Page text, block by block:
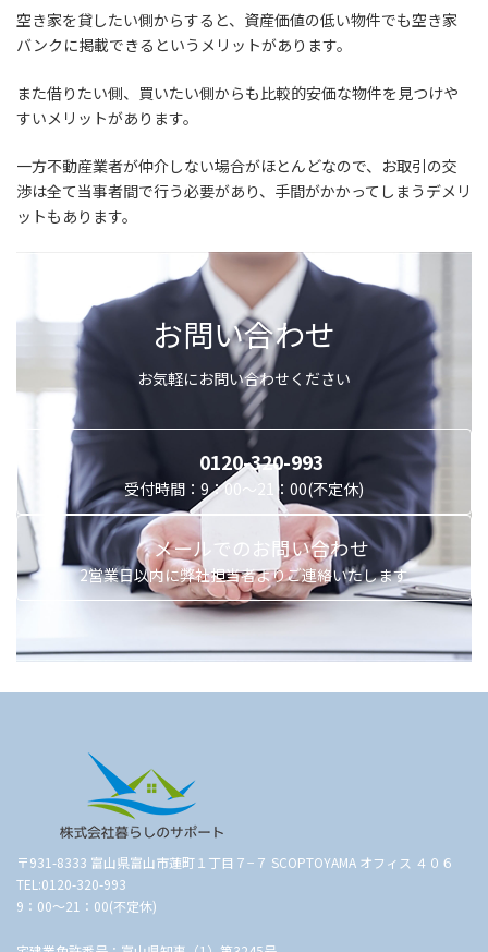
空き家を貸したい側からすると、資産価値の低い物件でも空き家
バンクに掲載できるというメリットがあります。
また借りたい側、買いたい側からも比較的安価な物件を見つけや
すいメリットがあります。
一方不動産業者が仲介しない場合がほとんどなので、お取引の交
渉は全て当事者間で行う必要があり、手間がかかってしまうデメリ
ットもあります。
お問い合わせ
お気軽にお問い合わせください
0120-320-993
受付時間：9：00～21：00(不定休)
メールでのお問い合わせ
2営業日以内に弊社担当者よりご連絡いたします
〒931-8333 富山県富山市蓮町１丁目７−７ SCOPTOYAMA オフィス ４０６
TEL:0120-320-993
9：00～21：00(不定休)